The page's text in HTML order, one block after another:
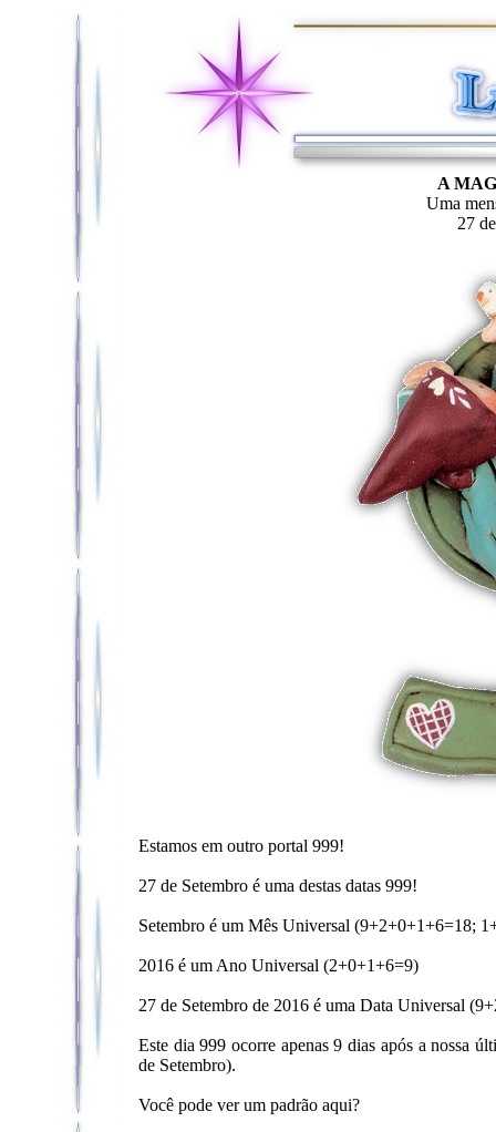
A
Uma
27
Estamos em outro portal 999!
27 de Setembro é uma destas datas 999!
Setembro é um Mês Universal (9+2+0+1+6=18;
2016 é um Ano Universal (2+0+1+6=9)
27 de Setembro de 2016 é uma Data Universal
Este dia 999 ocorre apenas 9 dias após a nossa
de Setembro).
Você pode ver um padrão aqui?